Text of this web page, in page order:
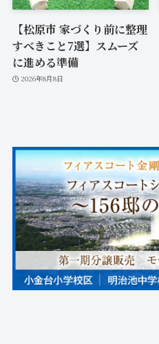
【松原市 家づくり前に整理
すべきこと7選】スムーズ
に進める準備
2026年8月8日